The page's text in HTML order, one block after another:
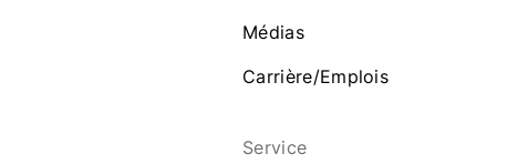
Médias
Carrière/Emplois
Service